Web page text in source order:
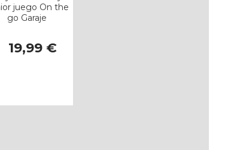
juego On the
go Garaje
19,99 €